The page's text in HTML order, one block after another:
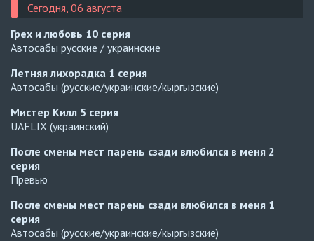
Сегодня, 06 августа
Грех и любовь 10 серия
Автосабы русские / украинские
Летняя лихорадка 1 серия
Автосабы (русские/украинские/кыргызские)
Мистер Килл 5 серия
UAFLIX (украинский)
После смены мест парень сзади влюбился в меня 2
серия
Превью
После смены мест парень сзади влюбился в меня 1
серия
Автосабы (русские/украинские/кыргызские)